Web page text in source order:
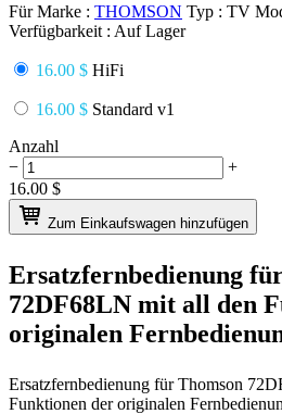
Für Marke : THOMSON Typ : TV
Verfügbarkeit : Auf Lager
16.00 $ HiFi
16.00 $ Standard v1
Anzahl
−
+
16.00 $
Zum Einkaufswagen hinzufügen
Ersatzfernbedienung
72DF68LN mit all den
originalen
Ersatzfernbedienung fürThomson
Funktionen der originalen